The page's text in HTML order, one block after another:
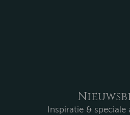
Inspiratie & speciale